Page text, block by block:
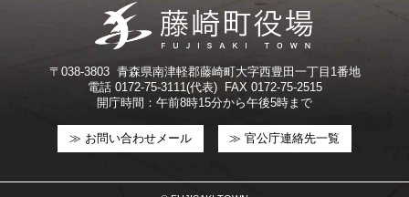
〒038-3803 青森県南津軽郡藤崎町大字西豊田一丁目1番地
電話 0172-75-3111(代表) FAX 0172-75-2515
開庁時間：午前8時15分から午後5時まで
≫ お問い合わせメール ≫ 官公庁連絡先一覧